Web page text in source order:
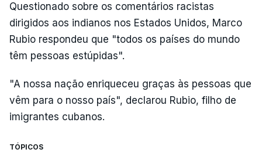
Questionado sobre os comentários racistas
dirigidos aos indianos nos Estados Unidos, Marco
Rubio respondeu que "todos os países do mundo
têm pessoas estúpidas".
"A nossa nação enriqueceu graças às pessoas que
vêm para o nosso país", declarou Rubio, filho de
imigrantes cubanos.
TÓPICOS